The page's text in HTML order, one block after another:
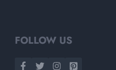
FOLLOW US